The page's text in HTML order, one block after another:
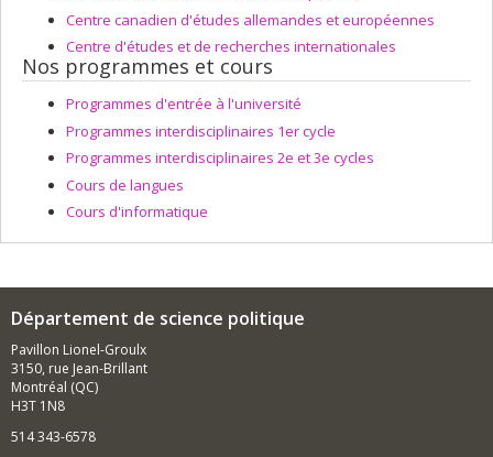
Centre canadien d'études allemandes et européennes
Centre d'études et de recherches internationales
Nos programmes et cours
Programmes d'entrée à l'université
Programmes interdisciplinaires 1er cycle
Programmes interdisciplinaires 2e et 3e cycles
Cours de langues
Cours d'informatique
Département de science politique
Pavillon Lionel-Groulx
3150, rue Jean-Brillant
Montréal (QC)
H3T 1N8
514 343-6578